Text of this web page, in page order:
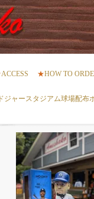
ACCESS ★HOW TO
ドジャースタジアム球場配布